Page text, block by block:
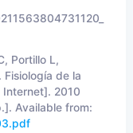
Portillo L,
de la
Internet]. 2010
Available from: